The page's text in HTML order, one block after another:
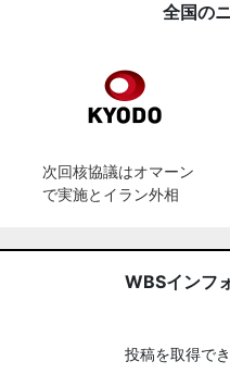
全国の
次回核協議はオマーン
で実施とイラン外相
WBSインフ
投稿を取得で